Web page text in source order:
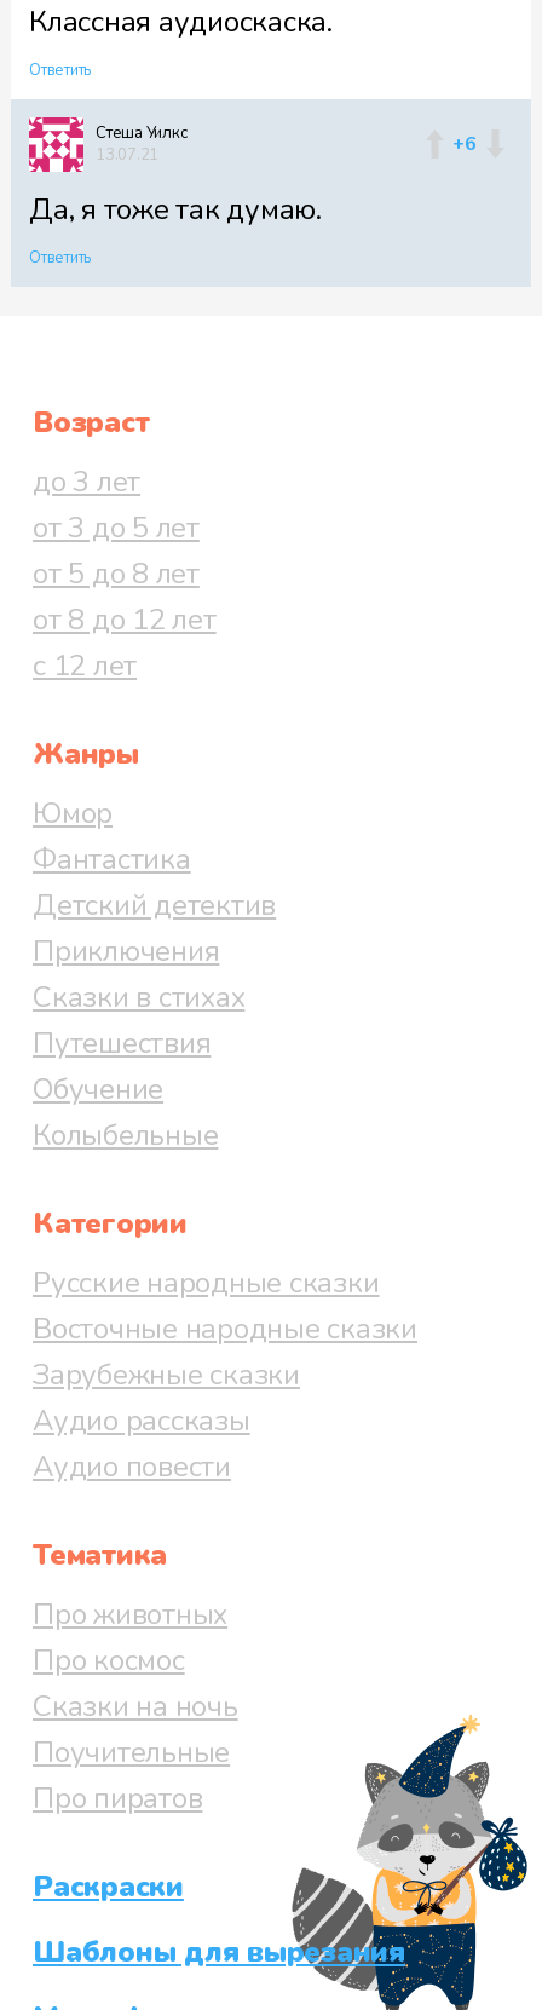
Классная аудиоскаска.
Ответить
Стеша Уилкс
13.07.21
+6
Да, я тоже так думаю.
Ответить
Возраст
до 3 лет
от 3 до 5 лет
от 5 до 8 лет
от 8 до 12 лет
с 12 лет
Жанры
Юмор
Фантастика
Детский детектив
Приключения
Сказки в стихах
Путешествия
Обучение
Колыбельные
Категории
Русские народные сказки
Восточные народные сказки
Зарубежные сказки
Аудио рассказы
Аудио повести
Тематика
Про животных
Про космос
Сказки на ночь
Поучительные
Про пиратов
Раскраски
Шаблоны для вырезания